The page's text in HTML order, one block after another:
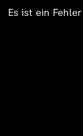
Es ist ein